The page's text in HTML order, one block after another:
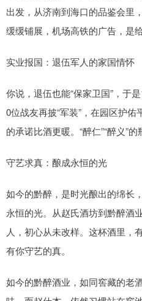
出发，从济南到海口的品鉴会里
缓缓铺展，机场高铁的广告，是
实业报国：退伍军人的家国情怀
你说，退伍也能“保家卫国”，于
0位战友再披“军装”，在园区护
的承诺比酒更暖。“醉仁”“醉义”
守艺求真：酿成永恒的光
如今的黔醉，是时光酿出的绵长
永恒的光。从赵氏酒坊到黔醉酒
人，初心从未改样。这杯酒里，
有你守艺的真。
如今的黔醉酒业，如同窖藏的老